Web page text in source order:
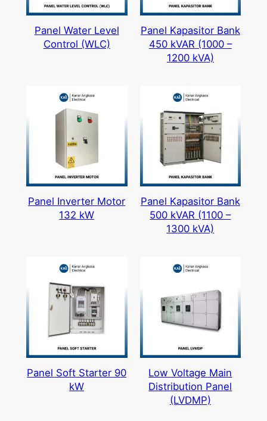
Panel Water Level
Control (WLC)
Panel Kapasitor Bank
450 kVAR (1000 –
1200 kVA)
Panel Inverter Motor
132 kW
Panel Kapasitor Bank
500 kVAR (1100 –
1300 kVA)
Panel Soft Starter 90
kW
Low Voltage Main
Distribution Panel
(LVDMP)